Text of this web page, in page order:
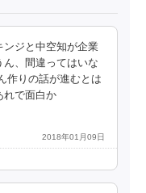
ンジと中空知が企業
、間違ってはいな
作りの話が進むとは
れで面白か
2018年01月09日